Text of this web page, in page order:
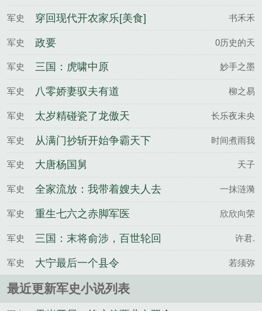
军史 穿回现代开农家乐[美食] 书禾禾
军史 政要 0历史的天
军史 三国：虎啸中原 妙手之墨
军史 八零娇妻驭夫有道 柳之易
军史 太岁精碰瓷了龙傲天 长乐夜未央
军史 从满门抄斩开始争霸天下 时间煮雨我
军史 大唐杨国舅 天子
军史
全家流放：我带着嫂夫人去
逃荒！
一抹涟漪
军史 重生七六之赤脚军医 欣欣向荣
军史 三国：末将俞涉，百世轮回 许君.
军史 大宁最后一个县令 若须弥
最近更新军史小说列表